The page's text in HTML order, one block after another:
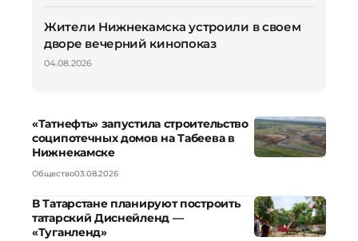
Жители Нижнекамска устроили в своем
дворе вечерний кинопоказ
04.08.2026
«Татнефть» запустила строительство
соципотечных домов на Табеева в
Нижнекамске
Общество03.08.2026
В Татарстане планируют построить
татарский Диснейленд —
«Туганленд»